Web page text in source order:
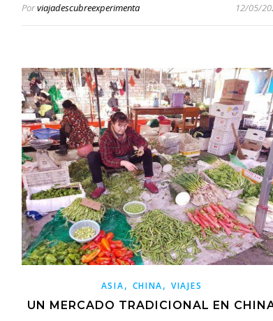
Porviajadescubreexperimenta 12/05/
ASIA, CHINA,VIAJES
UN MERCADO TRADICIONAL EN